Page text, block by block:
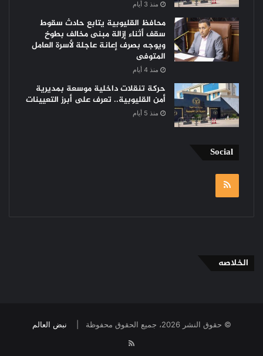
منذ 3 أيام
محافظ القليوبية يتابع حادث سقوط
سقف أثناء إزالة مبنى مخالف بطوخ
ويوجه بصرف إعانة عاجلة لأسرة العامل
المتوفى
منذ 4 أيام
حركة تنقلات داخلية موسعة بمديرية
أمن القليوبية.. تعرف على أبرز التعيينات
منذ 5 أيام
Social
RSS
الخلاصه
© حقوق النشر 2026، جميع الحقوق محفوظة |
نبض العالم
RSS